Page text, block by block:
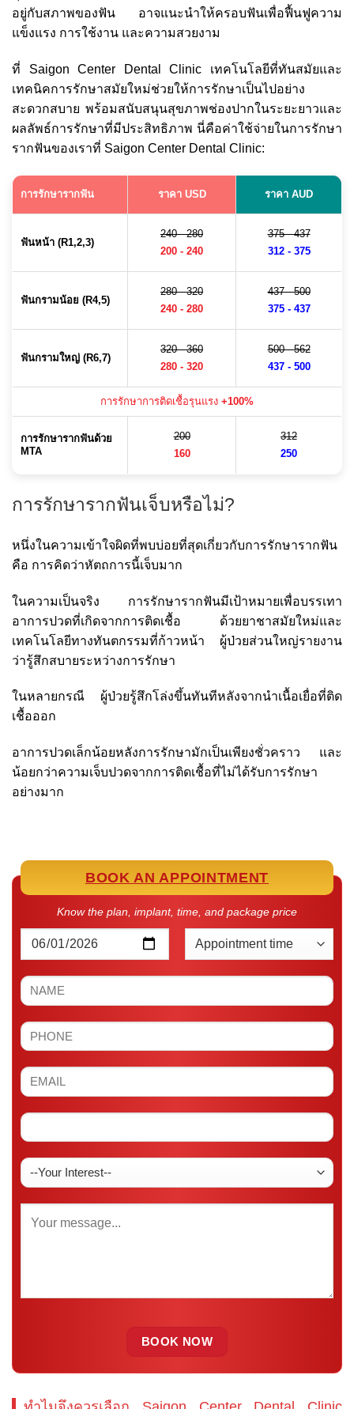
อยู่กับสภาพของฟัน อาจแนะนำให้ครอบฟันเพื่อฟื้นฟูความ
แข็งแรง การใช้งาน และความสวยงาม
ที่ Saigon Center Dental Clinic เทคโนโลยีที่ทันสมัยและ
เทคนิคการรักษาสมัยใหม่ช่วยให้การรักษาเป็นไปอย่าง
สะดวกสบาย พร้อมสนับสนุนสุขภาพช่องปากในระยะยาวและ
ผลลัพธ์การรักษาที่มีประสิทธิภาพ นี่คือค่าใช้จ่ายในการรักษา
รากฟันของเราที่ Saigon Center Dental Clinic:
การรักษารากฟัน ราคา USD ราคา AUD
ฟันหน้า (R1,2,3)
240 - 280
200 - 240
375 - 437
312 - 375
ฟันกรามน้อย (R4,5)
280 - 320
240 - 280
437 - 500
375 - 437
ฟันกรามใหญ่ (R6,7)
320 - 360
280 - 320
500 - 562
437 - 500
การรักษาการติดเชื้อรุนแรง +100%
การรักษารากฟันด้วย
MTA
200
160
312
250
การรักษารากฟันเจ็บหรือไม่?
หนึ่งในความเข้าใจผิดที่พบบ่อยที่สุดเกี่ยวกับการรักษารากฟัน
คือ การคิดว่าหัตถการนี้เจ็บมาก
ในความเป็นจริง การรักษารากฟันมีเป้าหมายเพื่อบรรเทา
อาการปวดที่เกิดจากการติดเชื้อ ด้วยยาชาสมัยใหม่และ
เทคโนโลยีทางทันตกรรมที่ก้าวหน้า ผู้ป่วยส่วนใหญ่รายงาน
ว่ารู้สึกสบายระหว่างการรักษา
ในหลายกรณี ผู้ป่วยรู้สึกโล่งขึ้นทันทีหลังจากนำเนื้อเยื่อที่ติด
เชื้อออก
อาการปวดเล็กน้อยหลังการรักษามักเป็นเพียงชั่วคราว และ
น้อยกว่าความเจ็บปวดจากการติดเชื้อที่ไม่ได้รับการรักษา
อย่างมาก
BOOK AN APPOINTMENT
Know the plan, implant, time, and package price